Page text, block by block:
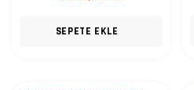
SEPETE EKLE